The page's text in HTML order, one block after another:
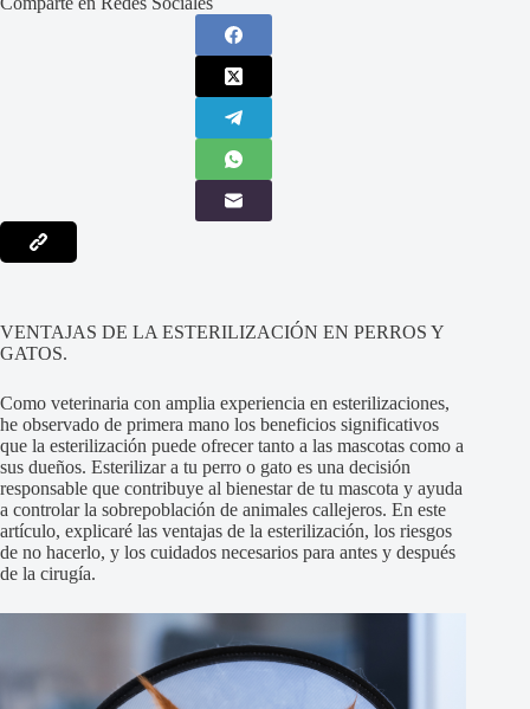
VENTAJAS DE LA ESTERILIZACIÓN EN PERROS Y
GATOS.
Como veterinaria con amplia experiencia en esterilizaciones,
he observado de primera mano los beneficios significativos
que la esterilización puede ofrecer tanto a las mascotas como a
sus dueños. Esterilizar a tu perro o gato es una decisión
responsable que contribuye al bienestar de tu mascota y ayuda
a controlar la sobrepoblación de animales callejeros. En este
artículo, explicaré las ventajas de la esterilización, los riesgos
de no hacerlo, y los cuidados necesarios para antes y después
de la cirugía.